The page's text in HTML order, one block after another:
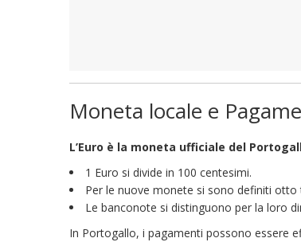
Moneta locale e
L’Euro è la moneta ufficiale del
1 Euro si divide in 100 centesimi.
Per le nuove monete si sono definiti otto
Le banconote si distinguono per la loro
In Portogallo, i pagamenti possono essere